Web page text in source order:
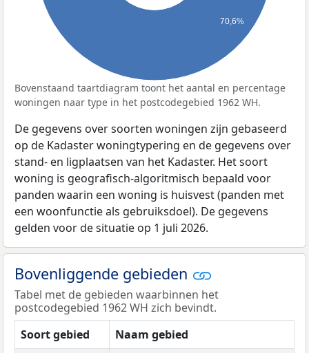
70,6%
Bovenstaand taartdiagram toont het aantal en percentage
woningen naar type in het postcodegebied 1962 WH.
De gegevens over soorten woningen zijn gebaseerd
op de Kadaster woningtypering en de gegevens over
stand- en ligplaatsen van het Kadaster. Het soort
woning is geografisch-algoritmisch bepaald voor
panden waarin een woning is huisvest (panden met
een woonfunctie als gebruiksdoel). De gegevens
gelden voor de situatie op 1 juli 2026.
Bovenliggende gebieden
Tabel met de gebieden waarbinnen het
postcodegebied 1962 WH zich bevindt.
Soort gebied
Naam gebied